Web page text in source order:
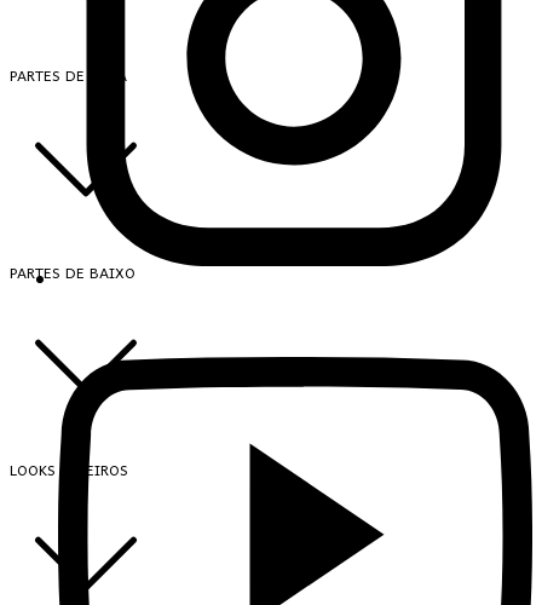
PARTES DE CIMA
PARTES DE BAIXO
LOOKS INTEIROS